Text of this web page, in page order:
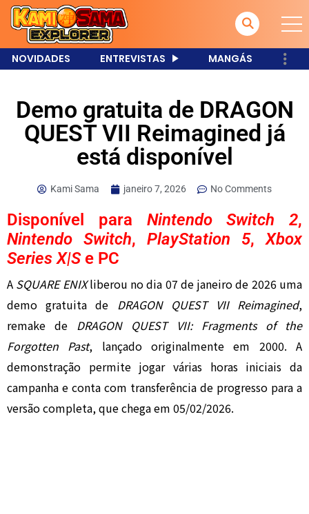
NOVIDADES ENTREVISTAS MANGÁS
Demo gratuita de DRAGON
QUEST VII Reimagined já
está disponível
Kami Sama janeiro 7, 2026 No Comments
Disponível para Nintendo Switch 2,
Nintendo Switch, PlayStation 5,Xbox
Series X|Se PC
A SQUARE ENIXliberou no dia 07 de janeiro de 2026 uma
demo gratuita de DRAGON QUEST VII Reimagined,
remake de DRAGON QUEST VII: Fragments of the
Forgotten Past, lançado originalmente em 2000. A
demonstração permite jogar várias horas iniciais da
campanha e conta com transferência de progresso para a
versão completa, que chega em 05/02/2026.